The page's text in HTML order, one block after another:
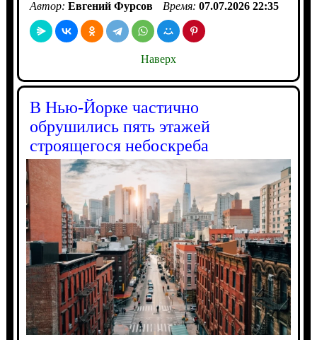
Автор: Евгений Фурсов Время: 07.07.2026 22:35
Наверх
В Нью-Йорке частично
обрушились пять этажей
строящегося небоскреба